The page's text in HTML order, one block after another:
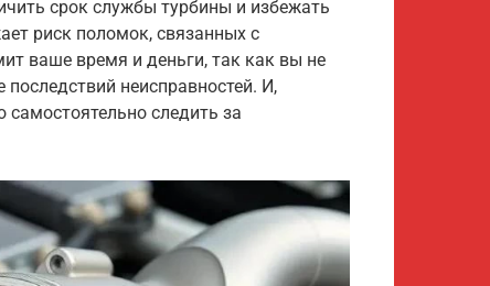
срок службы турбины и избежать
риск поломок, связанных с
ваше время и деньги, так как вы не
последствий неисправностей. И,
следить за